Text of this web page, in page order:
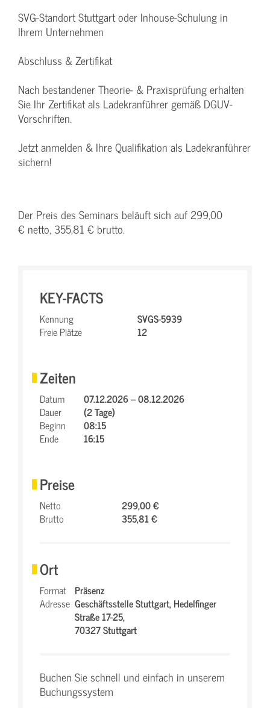
SVG-Standort Stuttgart oder Inhouse-Schulung in
Ihrem Unternehmen
Abschluss & Zertifikat
Nach bestandener Theorie- & Praxisprüfung erhalten
Sie Ihr Zertifikat als Ladekranführer gemäß DGUV-
Vorschriften.
Jetzt anmelden & Ihre Qualifikation als Ladekranführer
sichern!
Der Preis des Seminars beläuft sich auf 299,00
€ netto, 355,81 € brutto.
KEY-FACTS
Kennung
SVGS-5939
Freie Plätze
12
Zeiten
Datum
07.12.2026 – 08.12.2026
Dauer
(2 Tage)
Beginn
08:15
Ende
16:15
Preise
Netto
299,00 €
Brutto
355,81 €
Ort
Format Präsenz
Adresse Geschäftsstelle Stuttgart,Hedelfinger
Straße 17-25,
70327 Stuttgart
Buchen Sie schnell und einfach in unserem
Buchungssystem